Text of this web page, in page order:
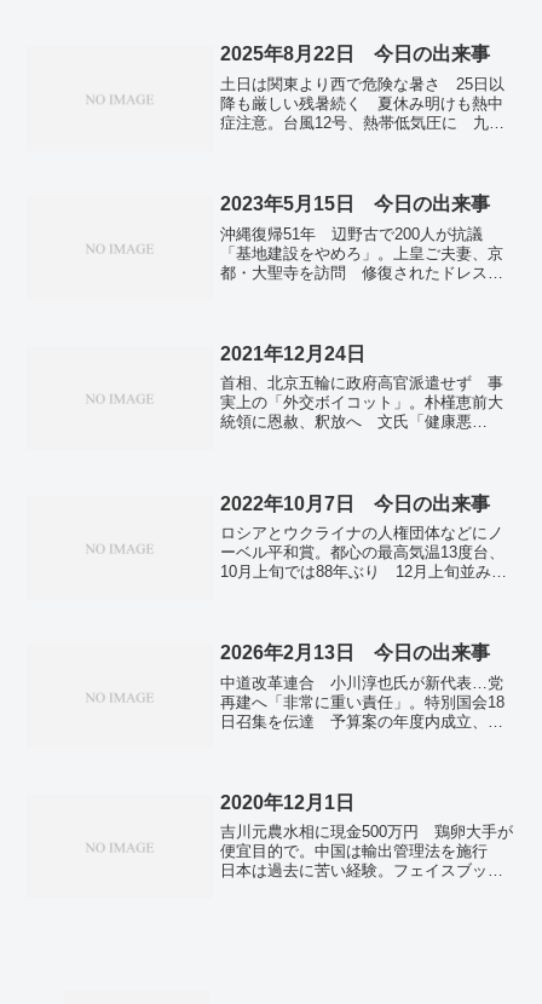
2025年8月22日 今日の出来事
土日は関東より西で危険な暑さ 25日以
降も厳しい残暑続く 夏休み明けも熱中
症注意。台風12号、熱帯低気圧に 九州
者数 9週連続で増加 カミソリでのど切
TICAD、「横浜宣言」採択し閉幕 日本
はアフリカの経済成長支援。「国宝」邦
画実写で２位に 興収１１０億円超え。
日。北朝鮮、露派遣の兵士を表彰 金正
恩氏が遺族の子供抱きしめる場面も。
2023年5月15日 今日の出来事
沖縄復帰51年 辺野古で200人が抗議
「基地建設をやめろ」。上皇ご夫妻、京
都・大聖寺を訪問 修復されたドレス
票も視野…議会は与党連合過半数。タイ
下院選、野党で過半数の見通し 王室改
革掲げる前進党大躍進。電気代、6月値上
げへ 政府、16日に了承。
2021年12月24日
首相、北京五輪に政府高官派遣せず 事
実上の「外交ボイコット」。朴槿恵前大
統領に恩赦、釈放へ 文氏「健康悪
染。イギリス、イタリアで新規感染最
多 ドイツで初のオミクロン株死者。フ
ランス、新規感染者9万人超え過去最多更
新 新型コロナ。洋上風力促進3区域、三
菱商事・中部電系が落札 東電は敗れ
2022年10月7日 今日の出来事
ロシアとウクライナの人権団体などにノ
ーベル平和賞。都心の最高気温13度台、
10月上旬では88年ぶり 12月上旬並み。
9443人感染 前週より7000人減 新型コ
2026年2月13日 今日の出来事
中道改革連合 小川淳也氏が新代表…党
再建へ「非常に重い責任」。特別国会18
日召集を伝達 予算案の年度内成立、高
木農相、抑制のため「今後も毅然と対
応」。中国の新築価格、都市の９割で低
下 続く不動産不況―１月。
2020年12月1日
吉川元農水相に現金500万円 鶏卵大手が
便宜目的で。中国は輸出管理法を施行
日本は過去に苦い経験。フェイスブック